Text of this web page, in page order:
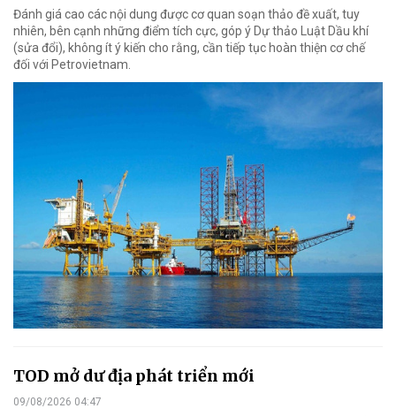
Đánh giá cao các nội dung được cơ quan soạn thảo đề xuất, tuy
nhiên, bên cạnh những điểm tích cực, góp ý Dự thảo Luật Dầu khí
(sửa đổi), không ít ý kiến cho rằng, cần tiếp tục hoàn thiện cơ chế
đối với Petrovietnam.
TOD mở dư địa phát triển mới
09/08/2026 04:47